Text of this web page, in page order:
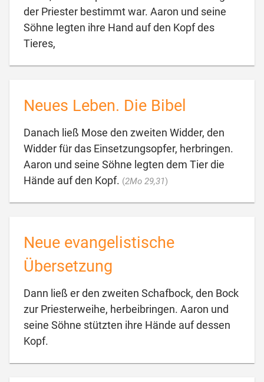
der Priester bestimmt war. Aaron und seine
Söhne legten ihre Hand auf den Kopf des
Tieres,
Neues Leben. Die Bibel
Danach ließ Mose den zweiten Widder, den
Widder für das Einsetzungsopfer, herbringen.
Aaron und seine Söhne legten dem Tier die
Hände auf den Kopf. (2Mo 29,31)
Neue evangelistische
Übersetzung
Dann ließ er den zweiten Schafbock, den Bock
zur Priesterweihe, herbeibringen. Aaron und
seine Söhne stützten ihre Hände auf dessen
Kopf.